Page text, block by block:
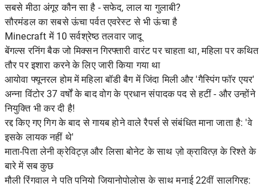
सबसे मीठा अंगूर कौन सा है - सफेद, लाल या गुलाबी?
सौरमंडल का सबसे ऊंचा पर्वत एवरेस्ट से भी ऊंचा है
Minecraft में 10 सर्वश्रेष्ठ तलवार जादू
बेंगल्स रनिंग बैक जो मिक्सन गिरफ्तारी वारंट पर चाहता था, महिला पर कथित
तौर पर इशारा करने के लिए जारी किया गया था
आयोवा फ्यूनरल होम में महिला बॉडी बैग में जिंदा मिली और 'गैस्पिंग फॉर एयर'
अन्ना विंटोर 37 वर्षों के बाद वोग के प्रधान संपादक पद से हटीं - और उन्होंने
नियुक्ति भी कर दी है!
रद्द किए गए गिग के बाद से गायब होने वाले रैपर्स से संबंधित माना जाता है: 'वे
इसके लायक नहीं थे'
माता-पिता लेनी क्रेविट्ज़ और लिसा बोनेट के साथ ज़ो क्रावित्ज़ के रिश्ते के
बारे में सब कुछ
मौली रिंगवाल ने पति पनियो जियानोपोलोस के साथ मनाई 22वीं सालगिरह: